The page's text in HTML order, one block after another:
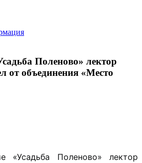
Поленово» лектор
от объединения «Место
«Усадьба Поленово» лектор